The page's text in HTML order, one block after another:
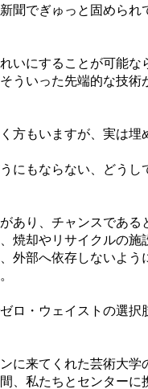
聞でぎゅっと固められ
にすることが可能な
ういった先端的な技術
もいますが、実は埋
もならない、どうし
り、チャンスである
焼却やリサイクルの
外部へ依存しないよう
・ウェイストの選択
来てくれた芸術大学
、私たちとセンターに